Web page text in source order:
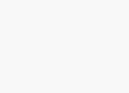
テム)